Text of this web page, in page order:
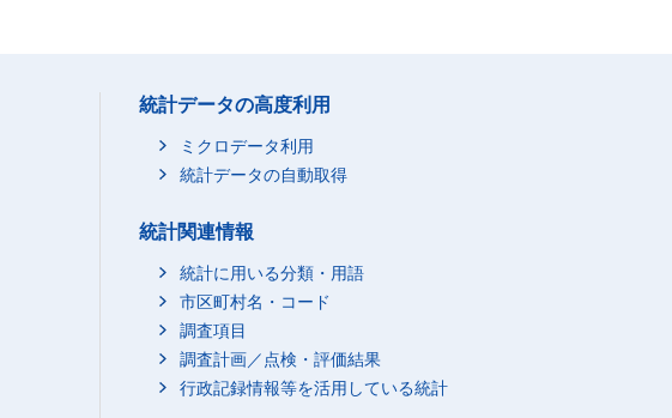
統計データの高度利用
ミクロデータ利用
統計データの自動取得
統計関連情報
統計に用いる分類・用語
市区町村名・コード
調査項目
調査計画／点検・評価結果
行政記録情報等を活用している統計